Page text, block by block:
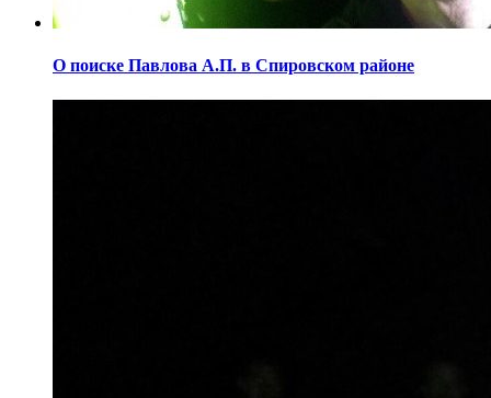
О поиске Павлова А.П. в Спировском районе